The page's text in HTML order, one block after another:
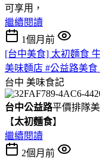
可享用，
繼續閱讀
1個月前
[台中美食] 太初麵食
美味麵店 #公益路美食
台中 美味食記
台中公益路平價排隊
【太初麵食】
繼續閱讀
2個月前